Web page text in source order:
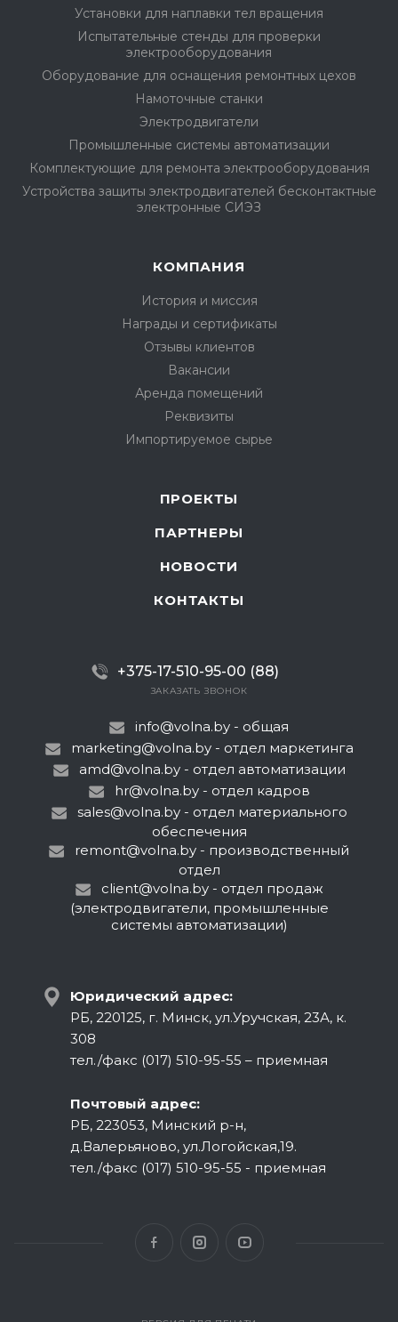
Установки для наплавки тел вращения
Испытательные стенды для проверки
электрооборудования
Оборудование для оснащения ремонтных цехов
Намоточные станки
Электродвигатели
Промышленные системы автоматизации
Комплектующие для ремонта электрооборудования
Устройства защиты электродвигателей бесконтактные
электронные СИЭЗ
КОМПАНИЯ
История и миссия
Награды и сертификаты
Отзывы клиентов
Вакансии
Аренда помещений
Реквизиты
Импортируемое сырье
ПРОЕКТЫ
ПАРТНЕРЫ
НОВОСТИ
КОНТАКТЫ
+375-17-510-95-00 (88)
ЗАКАЗАТЬ ЗВОНОК
info@volna.by - общая
marketing@volna.by- отдел маркетинга
amd@volna.by- отдел автоматизации
hr@volna.by- отдел кадров
sales@volna.by- отдел материального
обеспечения
remont@volna.by - производственный
отдел
client@volna.by- отдел продаж
(электродвигатели, промышленные
системы автоматизации)
Юридический адрес:
РБ, 220125, г. Минск, ул.Уручская, 23А, к.
308
тел./факс (017) 510-95-55 – приемная
Почтовый адрес:
РБ, 223053, Минский р-н,
д.Валерьяново, ул.Логойская,19.
тел./факс (017) 510-95-55 - приемная